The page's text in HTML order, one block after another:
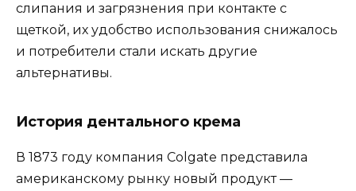
слипания и загрязнения при контакте с
щеткой, их удобство использования снижалось
и потребители стали искать другие
альтернативы.
История дентального крема
В 1873 году компания Colgate представила
американскому рынку новый продукт —